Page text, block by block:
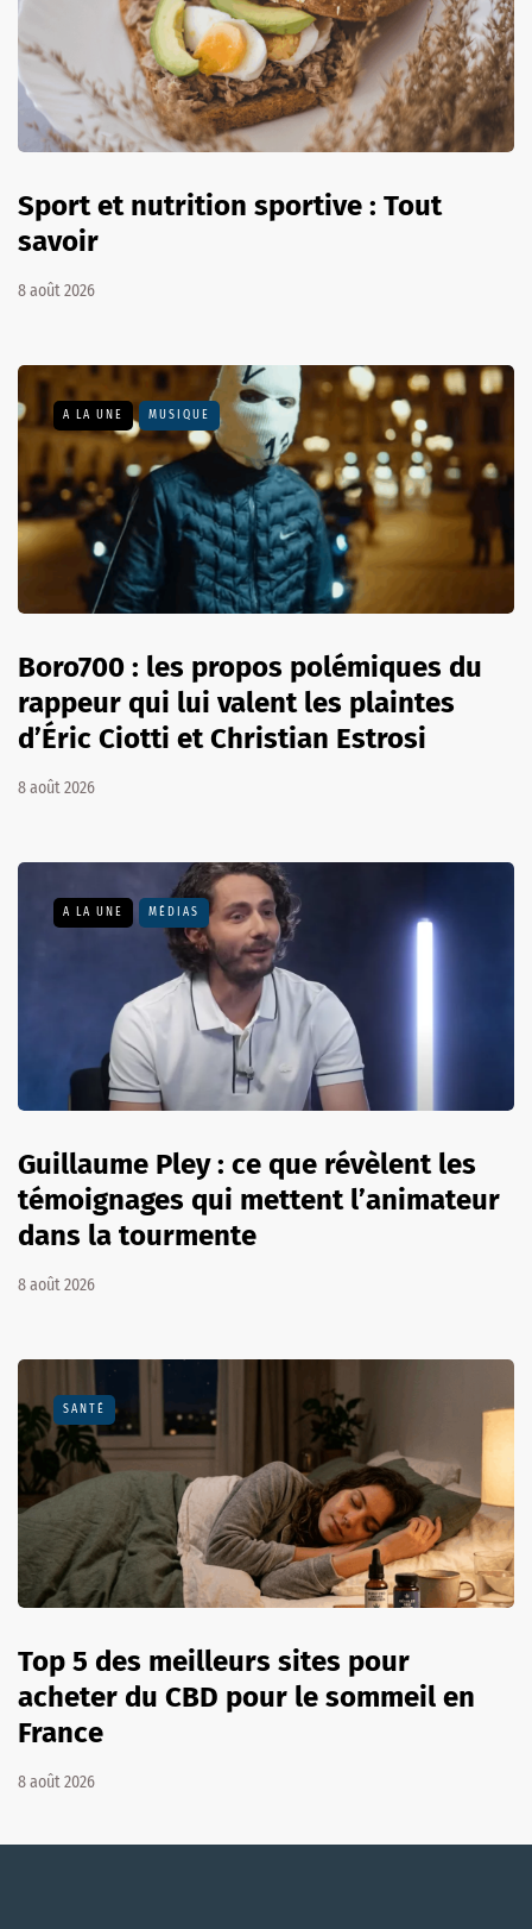
Sport et nutrition sportive : Tout
savoir
8 août 2026
A LA UNE MUSIQUE
Boro700 : les propos polémiques du
rappeur qui lui valent les plaintes
d’Éric Ciotti et Christian Estrosi
8 août 2026
A LA UNE MÉDIAS
Guillaume Pley : ce que révèlent les
témoignages qui mettent l’animateur
dans la tourmente
8 août 2026
SANTÉ
Top 5 des meilleurs sites pour
acheter du CBD pour le sommeil en
France
8 août 2026